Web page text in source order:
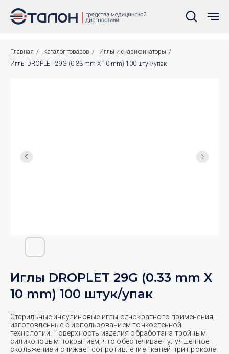
Главная / Каталог товаров / Иглы и скарификаторы /
Иглы DROPLET 29G (0.33 mm X 10 mm) 100 штук/упак
Иглы DROPLET 29G (0.33 mm X
10 mm) 100 штук/упак
Стерильные инсулиновые иглы однократного применения,
изготовленные с использованием тонкостенной
технологии. Поверхность изделия обработана тройным
силиконовым покрытием, что обеспечивает улучшенное
скольжение и снижает сопротивление тканей при проколе.